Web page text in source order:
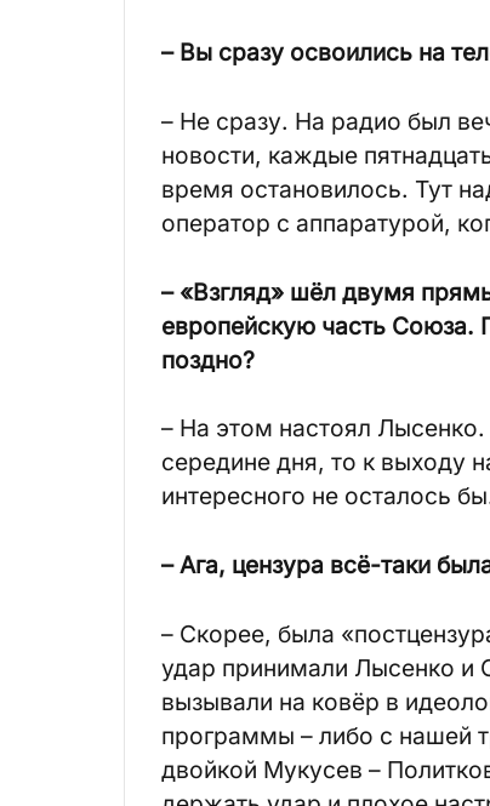
– Вы сразу освоились на
– Не сразу. На радио был
новости, каждые
время остановилось. Тут
оператор с аппаратурой,
– «Взгляд» шёл двумя
европейскую часть Союза.
поздно?
– На этом настоял
середине дня, то к выходу
интересного не осталось
– Ага, цензура всё-таки
– Скорее, была
удар принимали Лысенко и
вызывали на ковёр в
программы – либо с нашей
двойкой Мукусев –